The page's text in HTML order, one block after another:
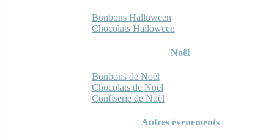
Bonbons Halloween
Chocolats Halloween
Noël
Bonbons de Noël
Chocolats de Noël
Confiserie de Noël
Autres évenements